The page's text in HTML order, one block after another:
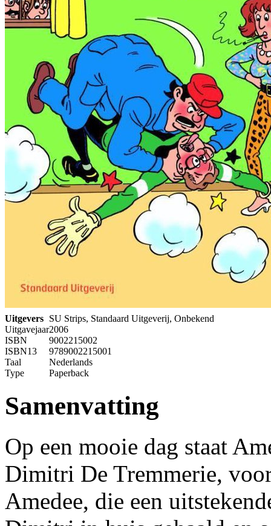
Uitgevers SU Strips, Standaard Uitgeverij, Onbekend
Uitgavejaar2006
ISBN
9002215002
ISBN13
9789002215001
Taal
Nederlands
Type
Paperback
Samenvatting
Op een mooie dag staat
Dimitri De Tremmerie,
Amedee, die een